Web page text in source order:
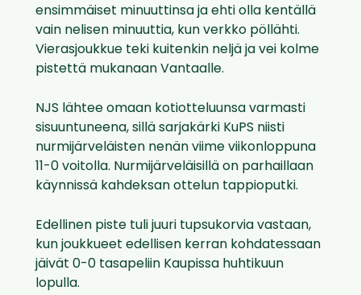
ensimmäiset minuuttinsa ja ehti olla kentällä
vain nelisen minuuttia, kun verkko pöllähti.
Vierasjoukkue teki kuitenkin neljä ja vei kolme
pistettä mukanaan Vantaalle.
NJS lähtee omaan kotiotteluunsa varmasti
sisuuntuneena, sillä sarjakärki KuPS niisti
nurmijärveläisten nenän viime viikonloppuna
11-0 voitolla. Nurmijärveläisillä on parhaillaan
käynnissä kahdeksan ottelun tappioputki.
Edellinen piste tuli juuri tupsukorvia vastaan,
kun joukkueet edellisen kerran kohdatessaan
jäivät 0-0 tasapeliin Kaupissa huhtikuun
lopulla.